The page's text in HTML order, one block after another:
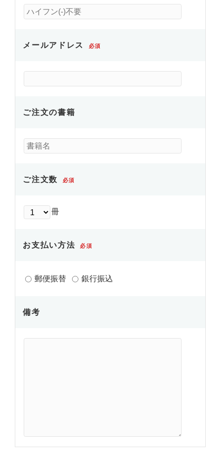
メールアドレス 必須
ご注文の書籍
ご注文数 必須
冊
お支払い方法 必須
郵便振替 銀行振込
備考